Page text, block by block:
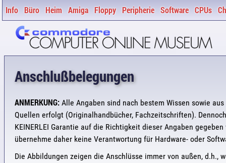
Info Büro Heim Amiga Floppy Peripherie Software CPUs
Anschlußbelegungen
ANMERKUNG: Alle Angaben sind nach bestem Wissen sowie
Quellen erfolgt (Originalhandbücher, Fachzeitschriften).
KEINERLEI Garantie auf die Richtigkeit dieser Angaben
übernehme daher keine Verantwortung für Hardware- oder
Die Abbildungen zeigen die Anschlüsse immer von außen, d.h.,